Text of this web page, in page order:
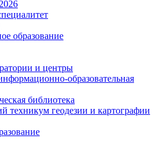
образование
и центры
образовательная
библиотека
техникум геодезии и картографии